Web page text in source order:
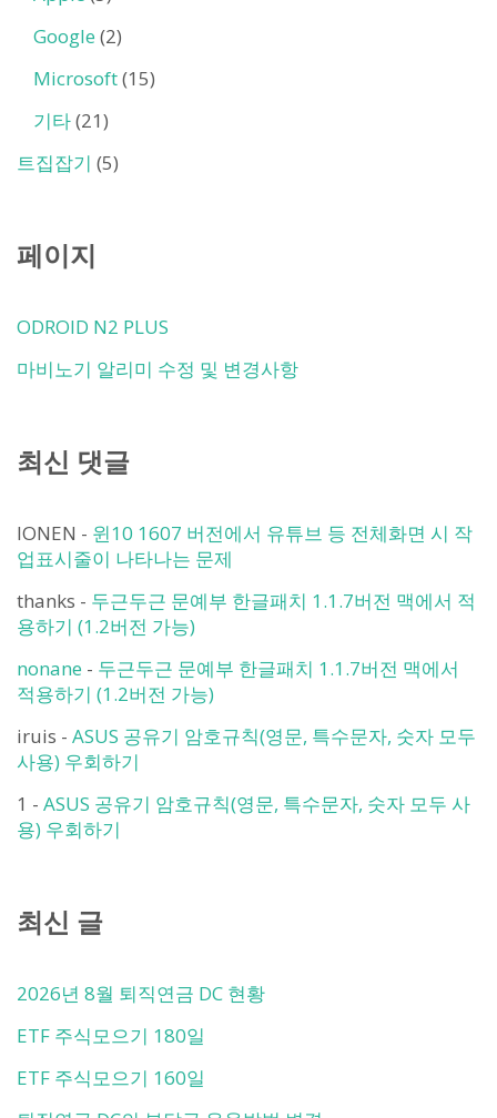
Google (2)
Microsoft(15)
기타(21)
트집잡기 (5)
페이지
ODROID N2 PLUS
마비노기 알리미 수정 및 변경사항
최신 댓글
IONEN - 윈10 1607 버전에서 유튜브 등 전체화면 시 작
업표시줄이 나타나는 문제
thanks - 두근두근 문예부 한글패치 1.1.7버전 맥에서 적
용하기 (1.2버전 가능)
nonane - 두근두근 문예부 한글패치 1.1.7버전 맥에서
적용하기 (1.2버전 가능)
iruis - ASUS 공유기 암호규칙(영문, 특수문자, 숫자 모두
사용) 우회하기
1 - ASUS 공유기 암호규칙(영문, 특수문자, 숫자 모두 사
용) 우회하기
최신 글
2026년 8월 퇴직연금 DC 현황
ETF 주식모으기 180일
ETF 주식모으기 160일